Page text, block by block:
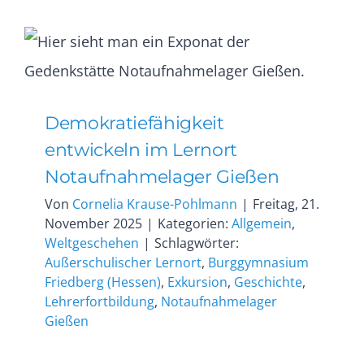
Demokratiefähigkeit
entwickeln im Lernort
Notaufnahmelager Gießen
Von Cornelia Krause-Pohlmann | Freitag, 21.
November 2025 | Kategorien: Allgemein,
Weltgeschehen | Schlagwörter:
Außerschulischer Lernort, Burggymnasium
Friedberg (Hessen), Exkursion, Geschichte,
Lehrerfortbildung, Notaufnahmelager
Gießen